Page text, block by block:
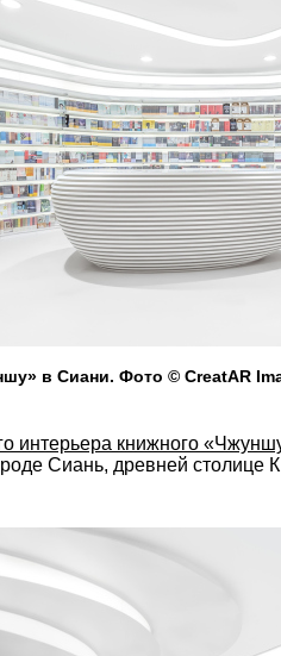
в Сиани. Фото © CreatAR
интерьера книжного
Сиань, древней